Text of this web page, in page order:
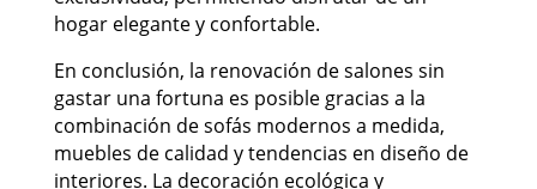
hogar elegante y confortable.
En conclusión, la renovación de salones sin
gastar una fortuna es posible gracias a la
combinación de sofás modernos a medida,
muebles de calidad y tendencias en diseño de
interiores. La decoración ecológica y